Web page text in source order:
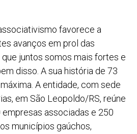
favorece a
avanços em prol das
que juntos somos mais fortes e
disso. A sua história de 73
A entidade, com sede
em São Leopoldo/RS, reúne
associadas e 250
municípios gaúchos,